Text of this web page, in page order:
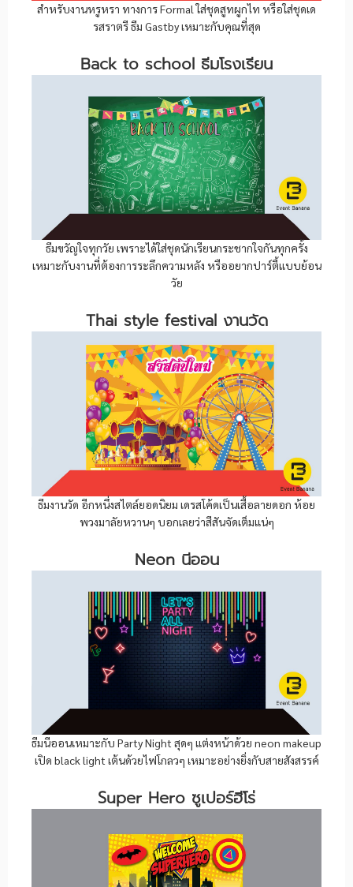
สำหรับงานหรูหรา ทางการ Formal ใส่ชุดสูทผูกไท หรือใส่ชุดเด
รสราตรี ธีม Gastby เหมาะกับคุณที่สุด
Back to school ธีมโรงเรียน
ธีมขวัญใจทุกวัย เพราะได้ใส่ชุดนักเรียนกระชากใจกันทุกครั้ง
เหมาะกับงานที่ต้องการระลึกความหลัง หรืออยากปาร์ตี้แบบย้อน
วัย
Thai style festival งานวัด
ธีมงานวัด อีกหนึ่งสไตล์ยอดนิยม เดรสโค้ดเป็นเสื้อลายดอก ห้อย
พวงมาลัยหวานๆ บอกเลยว่าสีสันจัดเต็มแน่ๆ
Neon นีออน
ธีมนีออนเหมาะกับ Party Night สุดๆ แต่งหน้าด้วย neon makeup
เปิด black light เต้นด้วยไฟโกลวๆ เหมาะอย่างยิ่งกับสายสังสรรค์
Super Hero ซูเปอร์ฮีโร่